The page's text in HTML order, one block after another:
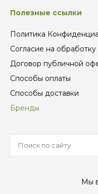
Полезные ссылки
Политика
Согласие на
Договор публичной
Способы оплаты
Способы доставки
Бренды
Мы